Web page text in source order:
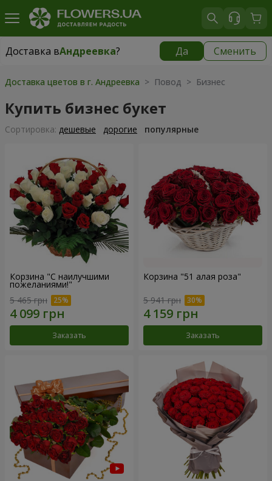
Доставка вАндреевка? Да Сменить
Доставка вАндреевка|
Доставка цветов в г. Андреевка > Повод > Бизнес
Купить бизнес букет
Cортировка: дешевые дорогие популярные
Корзина "С наилучшими
пожеланиями!"
5 465 грн
Заказать
Корзина "51 алая роза"
5 941 грн
Заказать